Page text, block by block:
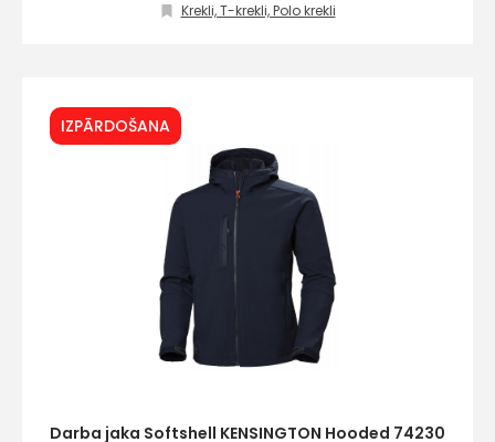
Krekli, T-krekli, Polo krekli
IZPĀRDOŠANA
Darba jaka Softshell KENSINGTON Hooded 74230